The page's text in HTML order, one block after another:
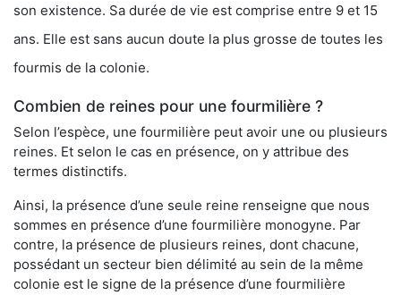
son existence. Sa durée de vie est comprise entre 9 et 15
ans. Elle est sans aucun doute la plus grosse de toutes les
fourmis de la colonie.
Combien de reines pour une fourmilière ?
Selon l’espèce, une fourmilière peut avoir une ou plusieurs
reines. Et selon le cas en présence, on y attribue des
termes distinctifs.
Ainsi, la présence d’une seule reine renseigne que nous
sommes en présence d’une fourmilière monogyne. Par
contre, la présence de plusieurs reines, dont chacune,
possédant un secteur bien délimité au sein de la même
colonie est le signe de la présence d’une fourmilière